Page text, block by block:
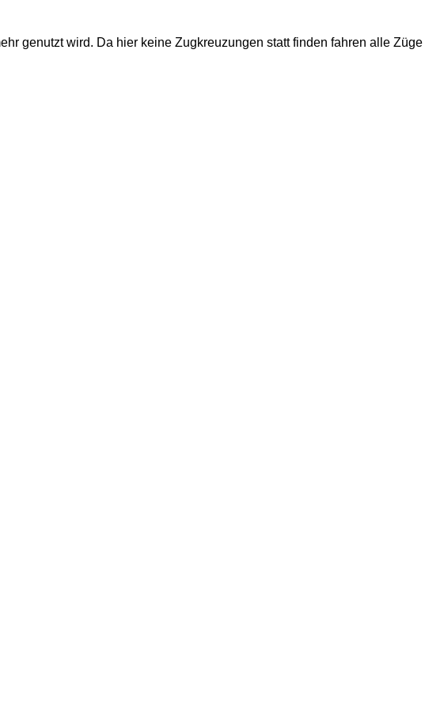
genutzt wird. Da hier keine Zugkreuzungen statt finden fahren alle Züge